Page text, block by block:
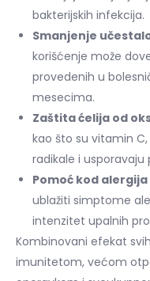
bakterijskih infekcija.
Smanjenje
korišćenje može
provedenih u
mesecima.
Zaštita ćelija od
kao što su vitamin
radikale i
Pomoć kod alergija
ublažiti simptome
intenzitet upalnih
Kombinovani efekat
imunitetom, većom